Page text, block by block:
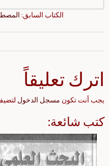
الكتاب السابق:
اترك تعليقاً
يجب أنت تكون مسجل الدخول
كتب شائعة: